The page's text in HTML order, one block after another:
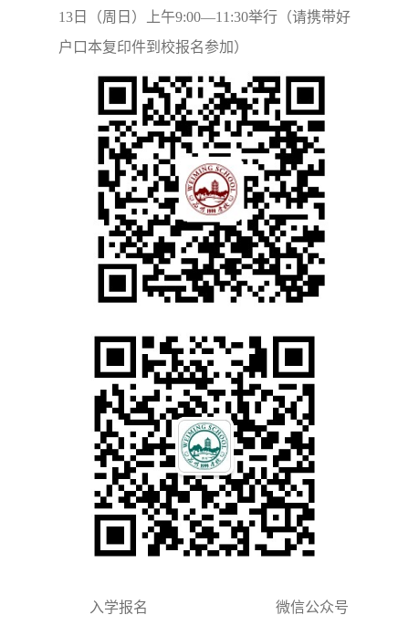
13日（周日）上午9:00—11:30举行（请携带好
户口本复印件到校报名参加）
入学报名 微信公众号